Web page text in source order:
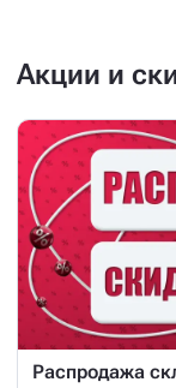
Акции и
Распродажа